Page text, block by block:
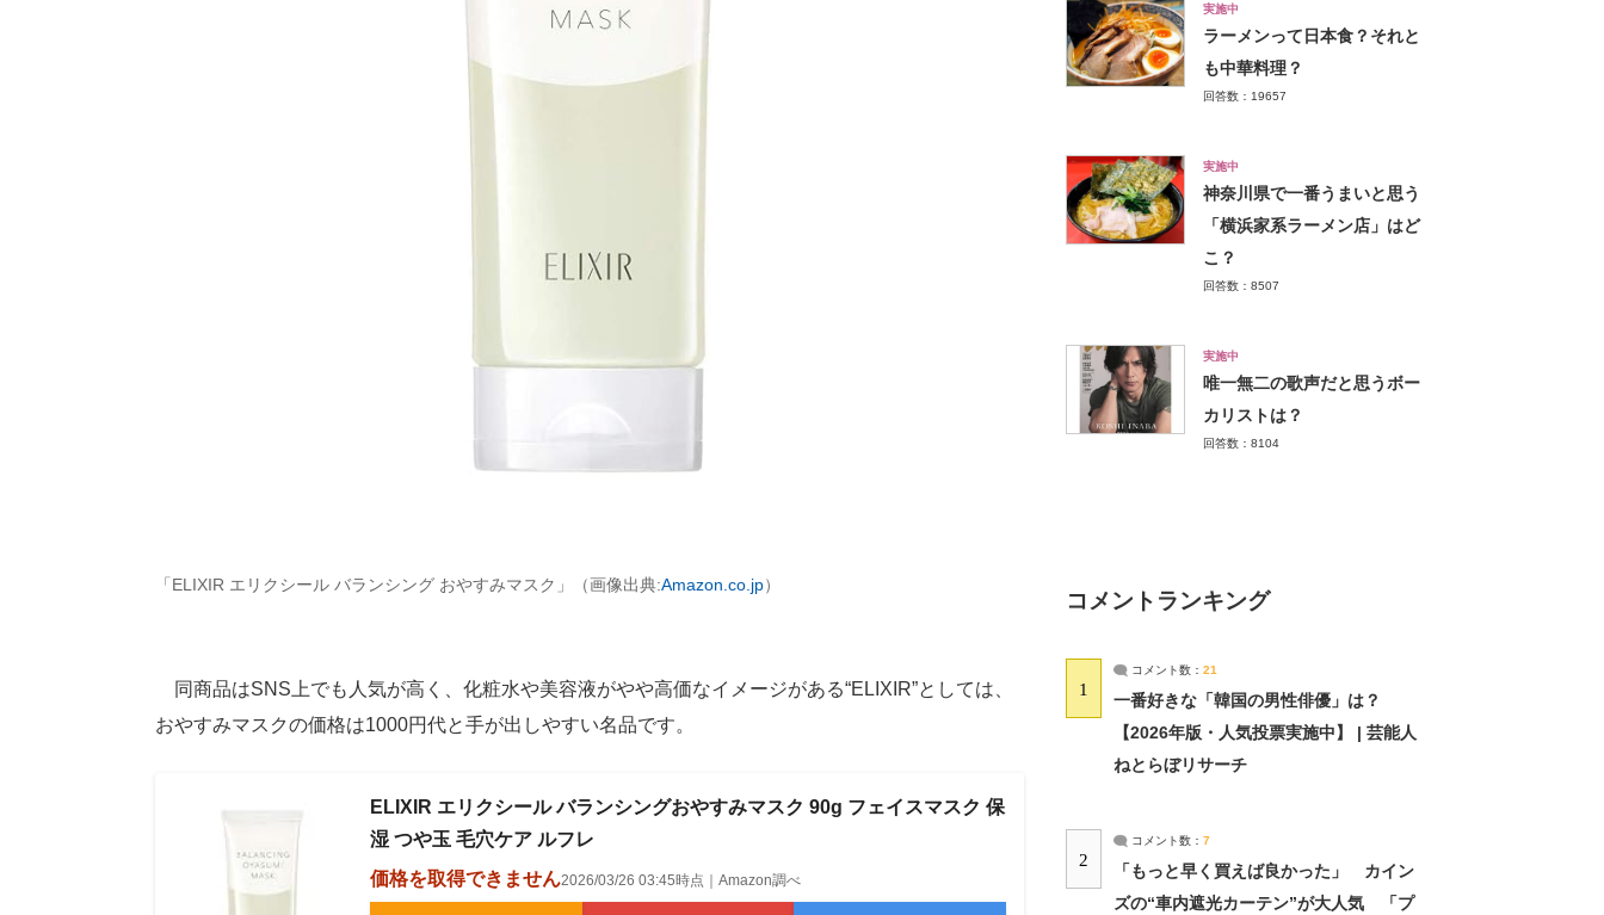
「ELIXIR エリクシール バランシング おやすみマスク」（画像出典:Amazon.co.jp）
同商品はSNS上でも人気が高く、化粧水や美容液がやや高価なイメージがある“ELIXIR”としては、
おやすみマスクの価格は1000円代と手が出しやすい名品です。
ELIXIR エリクシール バランシングおやすみマスク 90g フェイスマスク 保
湿 つや玉 毛穴ケア ルフレ
価格を取得できません2026/03/26 03:45時点｜Amazon調べ
実施中
ラーメンって日本食？それと
も中華料理？
回答数：19657
実施中
神奈川県で一番うまいと思う
「横浜家系ラーメン店」はど
こ？
回答数：8507
実施中
唯一無二の歌声だと思うボー
カリストは？
回答数：8104
コメントランキング
1
コメント数： 21
一番好きな「韓国の男性俳優」は？
【2026年版・人気投票実施中】 | 芸能人
ねとらぼリサーチ
2
コメント数： 7
「もっと早く買えば良かった」 カイン
ズの“車内遮光カーテン”が大人気 「プ